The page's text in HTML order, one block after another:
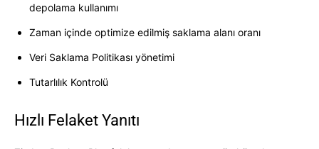
depolama kullanımı
Zaman içinde optimize edilmiş saklama alanı oranı
Veri Saklama Politikası yönetimi
Tutarlılık Kontrolü
Hızlı Felaket Yanıtı